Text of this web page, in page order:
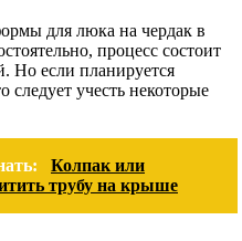
для люка на чердак в
процесс состоит
Но если планируется
следует учесть некоторые
Колпак или
трубу на крыше